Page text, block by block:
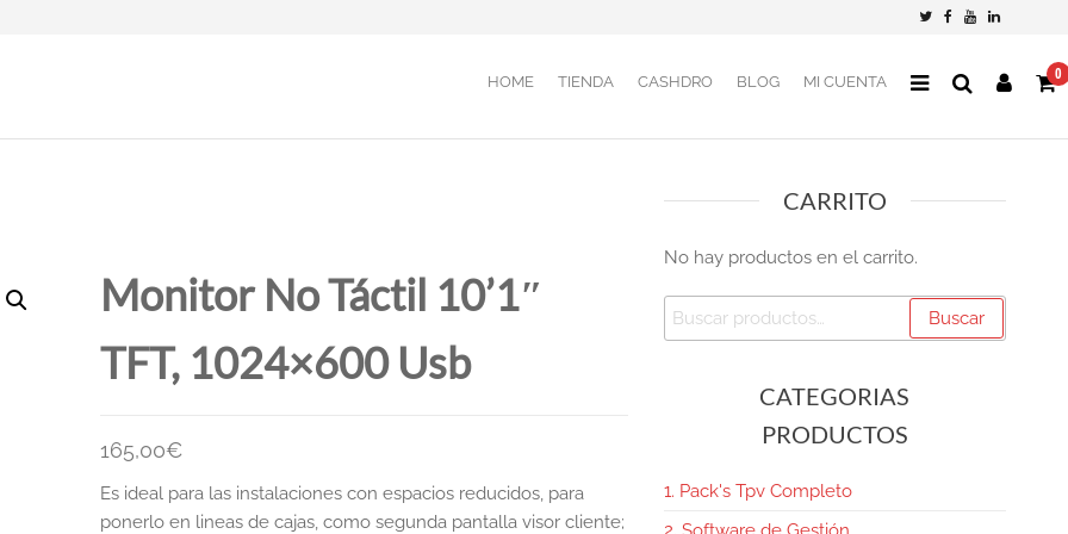
0
HOME TIENDA CASHDRO BLOG MI CUENTA
Monitor No Táctil 10’1″
TFT, 1024×600 Usb
165,00€
Es ideal para las instalaciones con espacios reducidos, para
ponerlo en lineas de cajas, como segunda pantalla visor cliente;
CARRITO
No hay productos en el carrito.
Buscar
CATEGORIAS
PRODUCTOS
1. Pack's Tpv Completo